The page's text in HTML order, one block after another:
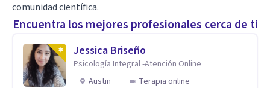
comunidad científica.
Encuentra los mejores profesionales cerca de ti
Jessica Briseño
Psicología Integral -Atención Online
Austin
Terapia online